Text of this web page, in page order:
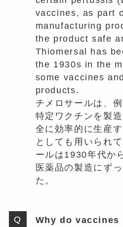
vaccines, as part
manufacturing
the product safe
Thiomersal has
the 1930s in the
some vaccines
products.
チメロサールは、
特定ワクチンを製
全に効率的に生産
としても用いられ
ールは1930年代か
医薬品の製造にず
た。
Why do vaccines